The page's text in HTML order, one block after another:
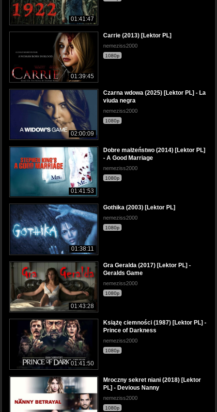
01:41:47
01:39:45
Caггie (2013) [Lektor PL]
nemeziss2000
1080p
02:00:09
Czarna wdowa (2025) [Lektor PL] - La
viuda negra
nemeziss2000
1080p
01:41:53
Dobre małżeństwo (2014) [Lektor PL]
- A Good Marriage
nemeziss2000
1080p
01:38:11
Gothika (2003) [Lektor PL]
nemeziss2000
1080p
01:43:28
Gra Geralda (2017) [Lektor PL] -
Geralds Game
nemeziss2000
1080p
01:41:50
Książę ciemności (1987) [Lektor PL] -
Prince of Darkness
nemeziss2000
1080p
Mroczny sekret niani (2018) [Lektor
PL] - Devious Nanny
nemeziss2000
1080p